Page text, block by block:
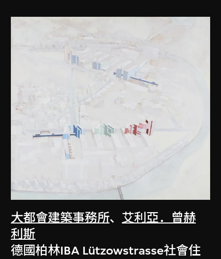
大都會建築事務所、 艾利亞．曾赫
利斯
德國柏林IBA Lützowstrasse社會住